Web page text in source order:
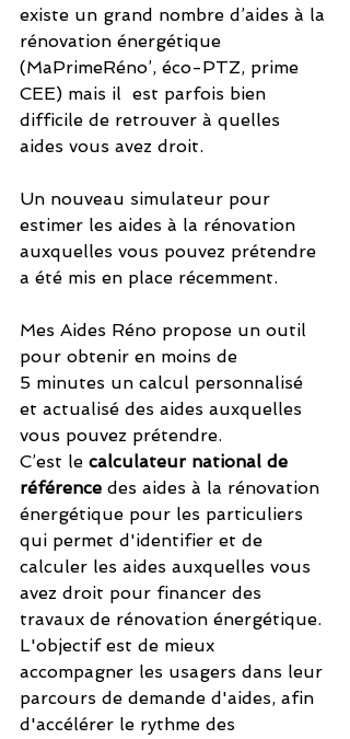
existe un grand nombre d’aides à la
rénovation énergétique
(MaPrimeRéno’, éco-PTZ, prime
CEE) mais il  est parfois bien
difficile de retrouver à quelles
aides vous avez droit.
Un nouveau simulateur pour
estimer les aides à la rénovation
auxquelles vous pouvez prétendre
a été mis en place récemment.
Mes Aides Réno propose un outil
pour obtenir en moins de
5 minutes un calcul personnalisé
et actualisé des aides auxquelles
vous pouvez prétendre.
C’est le calculateur national de
référence des aides à la rénovation
énergétique pour les particuliers
qui permet d'identifier et de
calculer les aides auxquelles vous
avez droit pour financer des
travaux de rénovation énergétique.
L'objectif est de mieux
accompagner les usagers dans leur
parcours de demande d'aides, afin
d'accélérer le rythme des